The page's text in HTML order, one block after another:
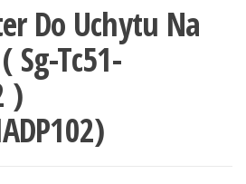
Do Uchytu Na
Sg-Tc51-
)